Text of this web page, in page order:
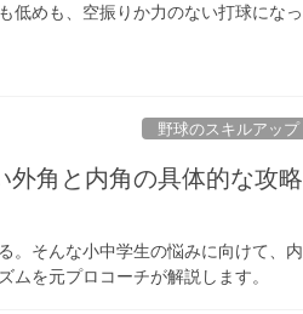
低めも、空振りか力のない打球になっ
野球のスキルアップ
外角と内角の具体的な攻略
。そんな小中学生の悩みに向けて、内
を元プロコーチが解説します。